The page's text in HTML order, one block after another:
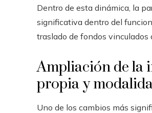
Dentro de esta dinámica, la
significativa dentro del
traslado de fondos vinculados
Ampliación de la
propia y
Uno de los cambios más